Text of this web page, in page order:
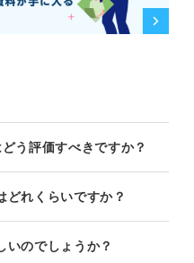
う評価すべきですか？
どれくらいですか？
いのでしょうか？